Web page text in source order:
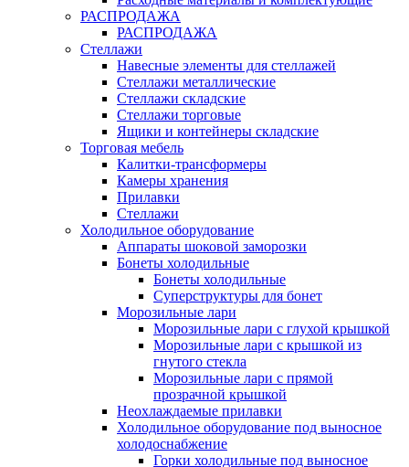
РАСПРОДАЖА
РАСПРОДАЖА
Стеллажи
Навесные элементы для стеллажей
Стеллажи металлические
Стеллажи складские
Стеллажи торговые
Ящики и контейнеры складские
Торговая мебель
Калитки-трансформеры
Камеры хранения
Прилавки
Стеллажи
Холодильное оборудование
Аппараты шоковой заморозки
Бонеты холодильные
Бонеты холодильные
Суперструктуры для бонет
Морозильные лари
Морозильные лари с глухой крышкой
Морозильные лари с крышкой из
гнутого стекла
Морозильные лари с прямой
прозрачной крышкой
Неохлаждаемые прилавки
Холодильное оборудование под выносное
холодоснабжение
Горки холодильные под выносное